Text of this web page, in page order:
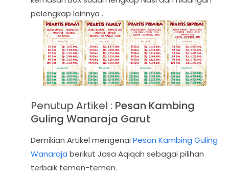
pelengkap lainnya .
Penutup Artikel : Pesan Kambing
Guling Wanaraja Garut
Demikian Artikel mengenai Pesan Kambing Guling
Wanaraja berikut Jasa Aqiqah sebagai pilihan
terbaik temen-temen.